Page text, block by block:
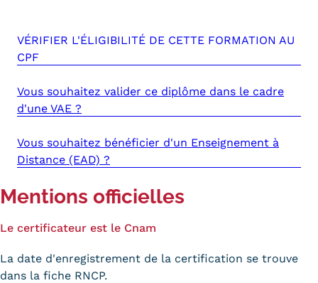
Infos enseignants
Être enseignant au Cnam
Infos partenaires
Liste des partenaires
Communication
Kits communications Cnam
Prospect
Fiche contact salons, forums,
JPO
VÉRIFIER L'ÉLIGIBILITÉ DE CETTE FORMATION AU
CPF
Vous souhaitez valider ce diplôme dans le cadre
d'une VAE ?
Vous souhaitez bénéficier d'un Enseignement à
Distance (EAD) ?
Mentions officielles
Le certificateur est le Cnam
La date d'enregistrement de la certification se trouve
dans la fiche RNCP.